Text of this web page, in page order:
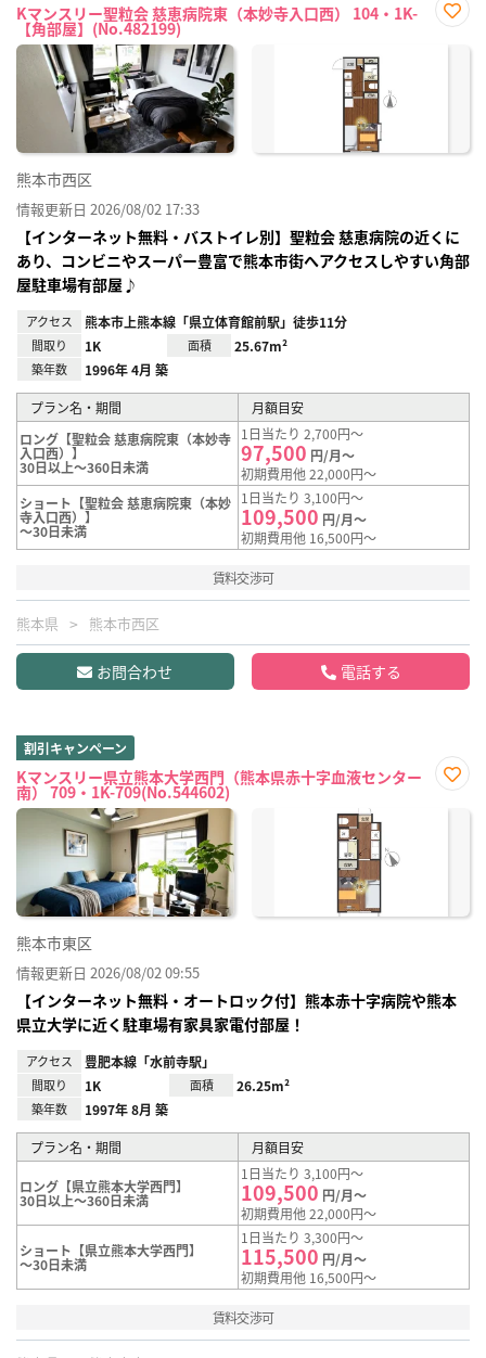
Kマンスリー聖粒会 慈恵病院東（本妙寺入口西） 104・1K-
【角部屋】(No.482199)
に入
熊本市西区
情報更新日 2026/08/02 17:33
【インターネット無料・バストイレ別】聖粒会 慈恵病院の近くに
あり、コンビニやスーパー豊富で熊本市街へアクセスしやすい角部
屋駐車場有部屋♪
アクセス 熊本市上熊本線「県立体育館前駅」徒歩11分
間取り 1K 面積 25.67m²
築年数 1996年 4月 築
プラン名・期間
月額目安
ロング【聖粒会 慈恵病院東（本妙寺
入口西）】
30日以上～360日未満
1日当たり 2,700円～
97,500 円/月～
初期費用他 22,000円～
ショート【聖粒会 慈恵病院東（本妙
寺入口西）】
～30日未満
1日当たり 3,100円～
109,500 円/月～
初期費用他 16,500円～
賃料交渉可
熊本県 熊本市西区
お問合わせ 電話する
割引キャンペーン
Kマンスリー県立熊本大学西門（熊本県赤十字血液センター
南） 709・1K-709(No.544602)
に入
熊本市東区
情報更新日 2026/08/02 09:55
【インターネット無料・オートロック付】熊本赤十字病院や熊本
県立大学に近く駐車場有家具家電付部屋！
アクセス 豊肥本線「水前寺駅」
間取り 1K 面積 26.25m²
築年数 1997年 8月 築
プラン名・期間 月額目安
ロング【県立熊本大学西門】
30日以上～360日未満
1日当たり 3,100円～
109,500 円/月～
初期費用他 22,000円～
ショート【県立熊本大学西門】
～30日未満
1日当たり 3,300円～
115,500 円/月～
初期費用他 16,500円～
賃料交渉可